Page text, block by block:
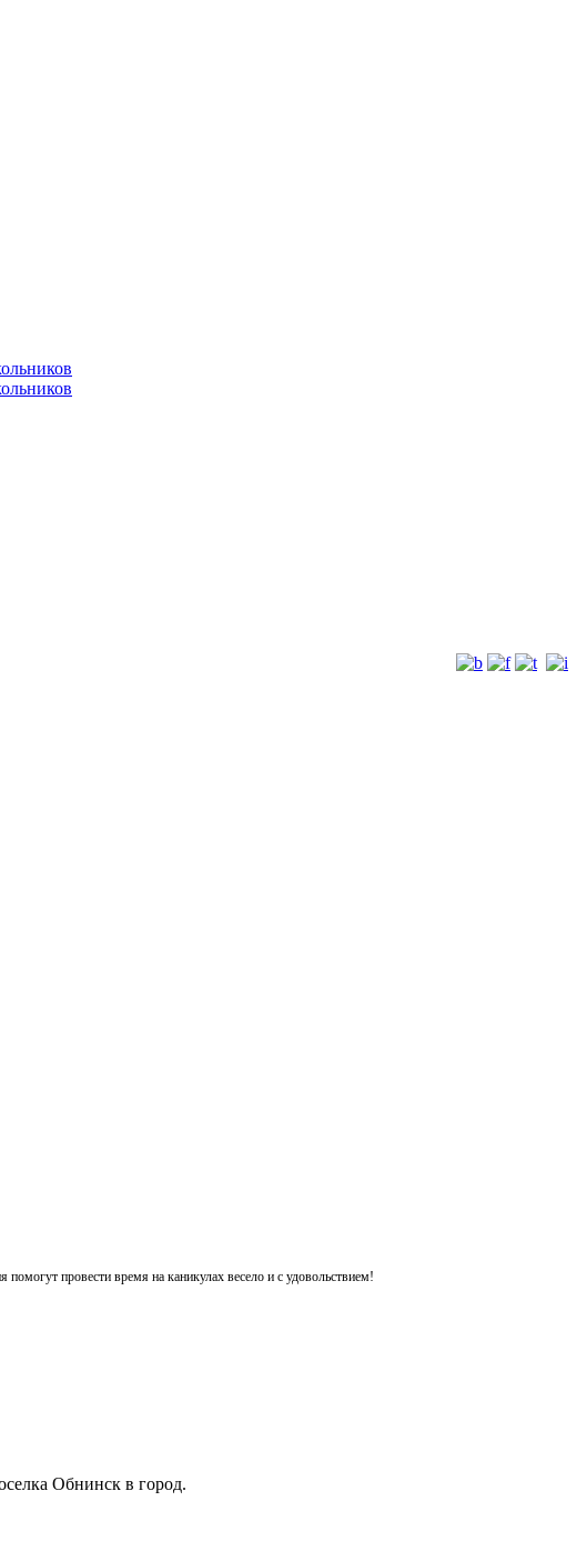
провести время на каникулах весело и с удовольствием!
Обнинск в город.